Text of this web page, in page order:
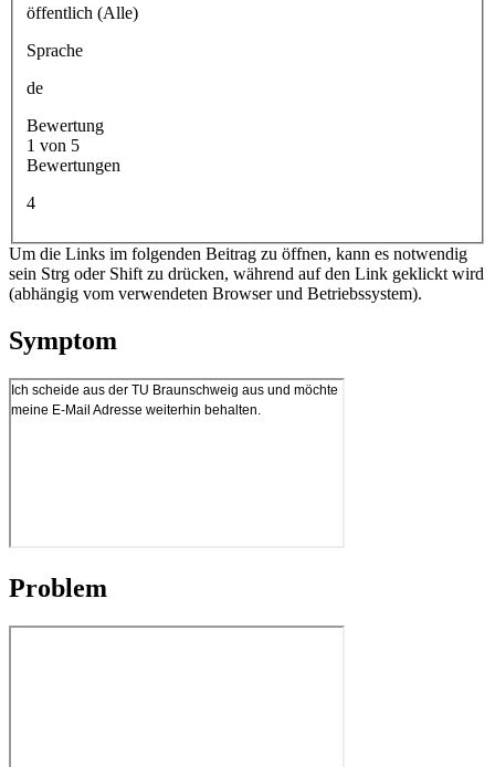
öffentlich (Alle)
Sprache
de
Bewertung
1 von 5
Bewertungen
4
Um die Links im folgenden Beitrag zu öffnen, kann es notwendig
sein Strg oder Shift zu drücken, während auf den Link geklickt wird
(abhängig vom verwendeten Browser und Betriebssystem).
Symptom
Problem